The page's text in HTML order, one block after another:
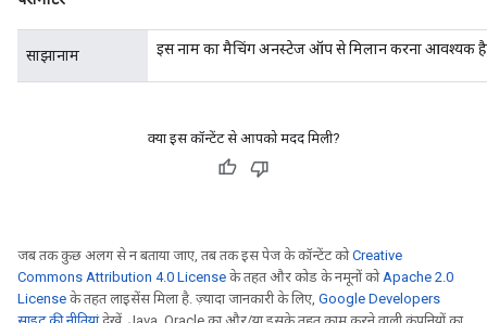
साझानाम इस नाम का मैचिंग अनस्टेज ऑप से मिलान करना आवश्यक
क्या इस कॉन्टेंट से आपको मदद मिली?
जब तक कुछ अलग से न बताया जाए, तब तक इस पेज के कॉन्टेंट कोCreative
Commons Attribution 4.0 License के तहत और कोड के नमूनों कोApache 2.0
License के तहत लाइसेंस मिला है. ज़्यादा जानकारी के लिए, Google Developers